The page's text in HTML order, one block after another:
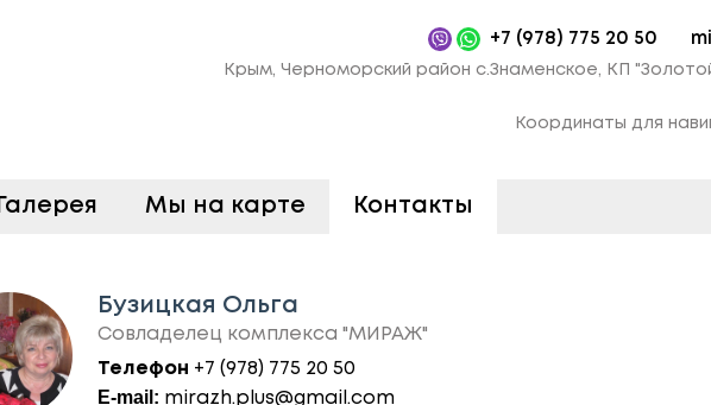
+7 (978) 775 20 50
Крым, Черноморский район с.Знаменское, КП
Координаты для
Галерея Мы на карте Контакты
Бузицкая Ольга
Совладелец комплекса "МИРАЖ"
Телефон +7 (978) 775 20 50
E-mail: mirazh.plus@gmail.com